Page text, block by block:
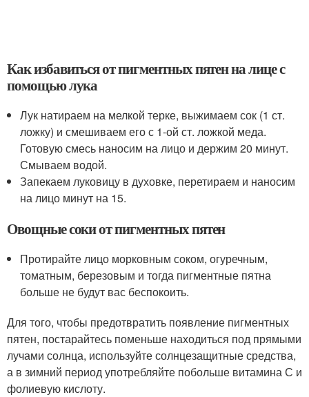
Как избавиться от пигментных пятен на лице с
помощью лука
Лук натираем на мелкой терке, выжимаем сок (1 ст.
ложку) и смешиваем его с 1-ой ст. ложкой меда.
Готовую смесь наносим на лицо и держим 20 минут.
Смываем водой.
Запекаем луковицу в духовке, перетираем и наносим
на лицо минут на 15.
Овощные соки от пигментных пятен
Протирайте лицо морковным соком, огуречным,
томатным, березовым и тогда пигментные пятна
больше не будут вас беспокоить.
Для того, чтобы предотвратить появление пигментных
пятен, постарайтесь поменьше находиться под прямыми
лучами солнца, используйте солнцезащитные средства,
а в зимний период употребляйте побольше витамина С и
фолиевую кислоту.